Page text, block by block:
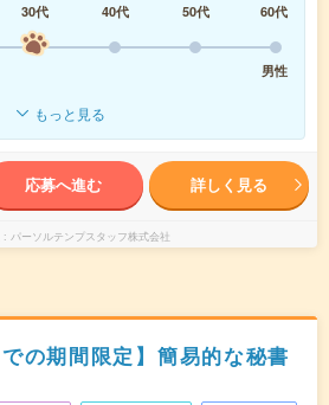
30代 40代 50代
60代
男性
もっと見る
応募へ進む 詳しく見る
パーソルテンプスタッフ株式会社
の期間限定】簡易的な秘書